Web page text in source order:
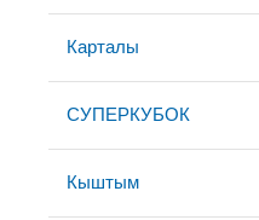
Карталы
СУПЕРКУБОК
Кыштым